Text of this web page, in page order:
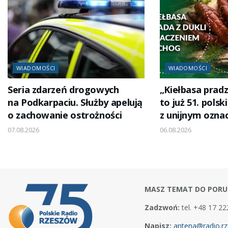
WIADOMOŚCI
Seria zdarzeń drogowych
na Podkarpaciu. Służby apelują
o zachowanie ostrożności
07.08.2026
WIADOMOŚCI
„Kiełbasa
to już 51.
z unijnym
06.08.2026
MASZ TEMAT DO
Zadzwoń: tel. +48 17
Napisz: